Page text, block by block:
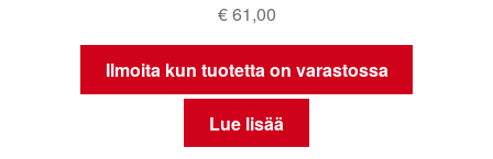
€61,00
Ilmoita kun tuotetta on varastossa
Lue lisää